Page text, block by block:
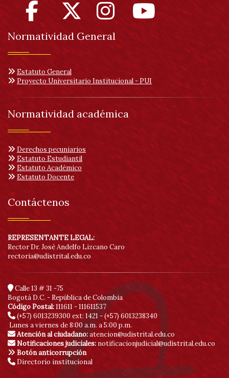
de
Normatividad General
Estatuto General
Proyecto Universitario Institucional - PUI
Normatividad académica
Derechos pecuniarios
Estatuto Estudiantil
Estatuto Académico
Estatuto Docente
Contáctenos
REPRESENTANTE LEGAL:
Rector Dr. José Andelfo Lizcano Caro
rectoria@udistrital.edu.co
Calle 13 # 31 -75
Bogotá D.C. - República de Colombia
Código Postal:111611 - 111611537
(+57) 6013239300 ext: 1421 - (+57) 6013238340
Lunes a viernes de 8:00 a.m. a 5:00 p.m.
Atención al ciudadano:atencion@udistrital.edu.co
Notificaciones judiciales: notificacionjudicial@udistrital.edu.co
Botón anticorrupción
Directorio institucional